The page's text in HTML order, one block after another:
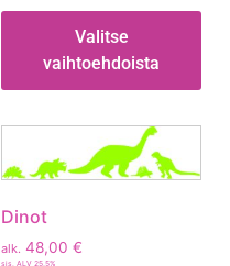
Valitse
vaihtoehdoista
Dinot
alk. 48,00 €
sis. ALV 25,5%